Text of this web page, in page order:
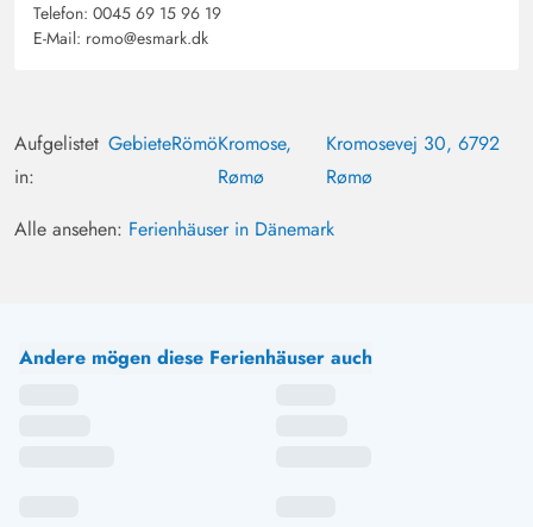
Telefon: 0045 69 15 96 19
E-Mail: romo@esmark.dk
Aufgelistet
in:
GebieteRömöKromose,
Rømø
Kromosevej 30, 6792
Rømø
Alle ansehen: Ferienhäuser in Dänemark
Andere mögen diese Ferienhäuser auch